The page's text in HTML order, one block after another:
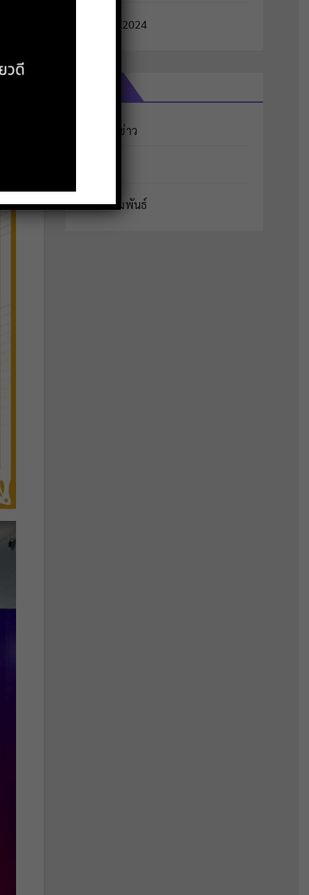
ธันวาคม 2024
จดหมายข่าว
ประชาสัมพันธ์